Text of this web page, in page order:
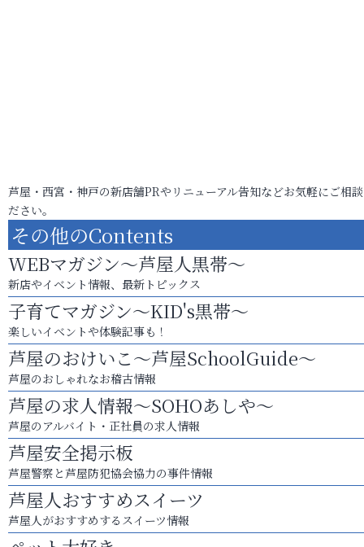
芦屋・西宮・神戸の新店舗PRやリニューアル告知などお気軽にご相
ださい。
その他のContents
WEBマガジン～芦屋人黒帯～
新店やイベント情報、最新トピックス
子育てマガジン～KID's黒帯～
楽しいイベントや体験記事も！
芦屋のおけいこ～芦屋SchoolGuide～
芦屋のおしゃれなお稽古情報
芦屋の求人情報～SOHOあしや～
芦屋のアルバイト・正社員の求人情報
芦屋安全掲示板
芦屋警察と芦屋防犯協会協力の事件情報
芦屋人おすすめスイーツ
芦屋人がおすすめするスイーツ情報